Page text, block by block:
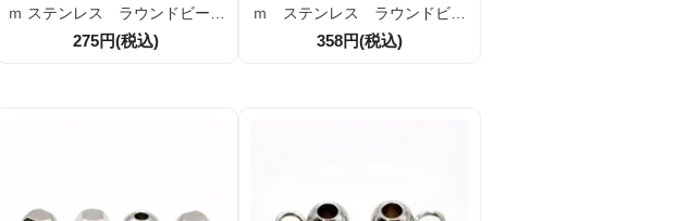
ｍ ステンレス ラウンドビーズ
高品質 10個／100個 （107
275円(税込)
ｍ ステンレス ラウンドビー
ズ 高品質A級 10個／100個
358円(税込)